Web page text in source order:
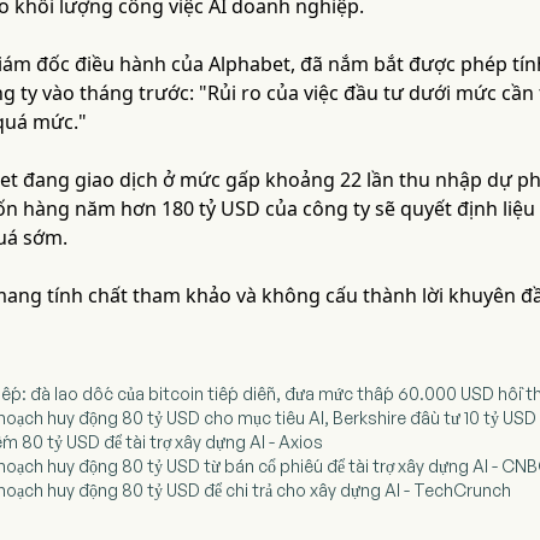
khối lượng công việc AI doanh nghiệp.
đốc điều hành của Alphabet, đã nắm bắt được phép
ty vào tháng trước: "Rủi ro của việc đầu tư dưới mức
mức."
đang giao dịch ở mức gấp khoảng 22 lần thu nhập dự
hàng năm hơn 180 tỷ USD của công ty sẽ quyết định
sớm.
tính chất tham khảo và không cấu thành lời khuyên
đà lao dốc của bitcoin tiếp diễn, đưa mức thấp 60.000 USD hồi
huy động 80 tỷ USD cho mục tiêu AI, Berkshire đầu tư 10 tỷ
80 tỷ USD để tài trợ xây dựng AI - Axios
huy động 80 tỷ USD từ bán cổ phiếu để tài trợ xây dựng AI -
huy động 80 tỷ USD để chi trả cho xây dựng AI - TechCrunch